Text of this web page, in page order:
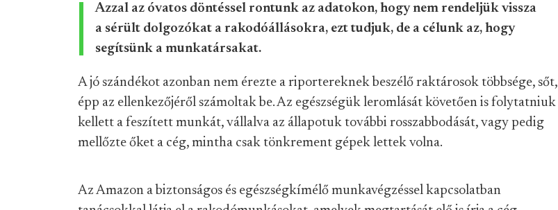
Azzal az óvatos döntéssel rontunk az adatokon, hogy nem rendeljük vissza
a sérült dolgozókat a rakodóállásokra, ezt tudjuk, de a célunk az, hogy
segítsünk a munkatársakat.
A jó szándékot azonban nem érezte a riportereknek beszélő raktárosok többsége, sőt,
épp az ellenkezőjéről számoltak be. Az egészségük leromlását követően is folytatniuk
kellett a feszített munkát, vállalva az állapotuk további rosszabbodását, vagy pedig
mellőzte őket a cég, mintha csak tönkrement gépek lettek volna.
Az Amazon a biztonságos és egészségkímélő munkavégzéssel kapcsolatban